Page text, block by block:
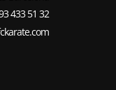
433 51 32